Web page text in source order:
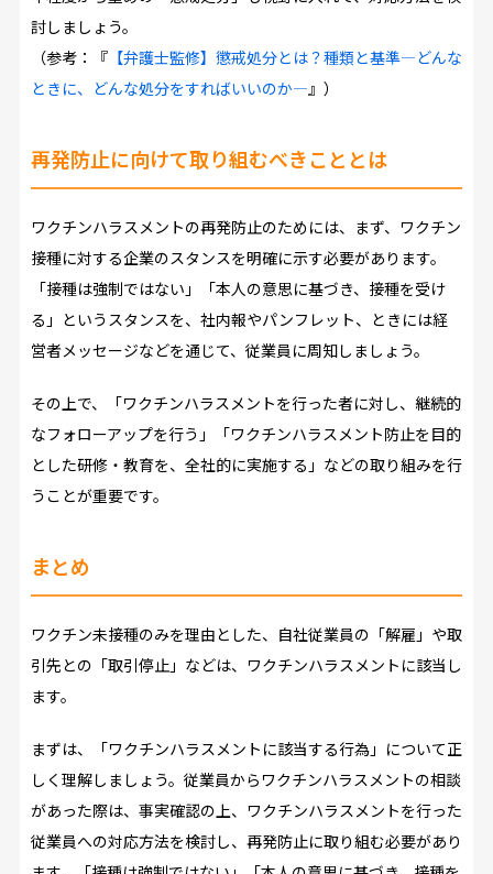
討しましょう。
（参考：『【弁護士監修】懲戒処分とは？種類と基準―どんな
ときに、どんな処分をすればいいのか―』）
再発防止に向けて取り組むべきこととは
ワクチンハラスメントの再発防止のためには、まず、ワクチン
接種に対する企業のスタンスを明確に示す必要があります。
「接種は強制ではない」「本人の意思に基づき、接種を受け
る」というスタンスを、社内報やパンフレット、ときには経
営者メッセージなどを通じて、従業員に周知しましょう。
その上で、「ワクチンハラスメントを行った者に対し、継続的
なフォローアップを行う」「ワクチンハラスメント防止を目的
とした研修・教育を、全社的に実施する」などの取り組みを行
うことが重要です。
まとめ
ワクチン未接種のみを理由とした、自社従業員の「解雇」や取
引先との「取引停止」などは、ワクチンハラスメントに該当し
ます。
まずは、「ワクチンハラスメントに該当する行為」について正
しく理解しましょう。従業員からワクチンハラスメントの相談
があった際は、事実確認の上、ワクチンハラスメントを行った
従業員への対応方法を検討し、再発防止に取り組む必要があり